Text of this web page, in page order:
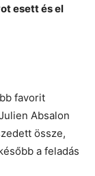
esett és el
favorit
Absalon
össze,
a feladás